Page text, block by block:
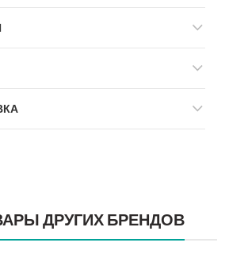
ДРУГИХ БРЕНДОВ